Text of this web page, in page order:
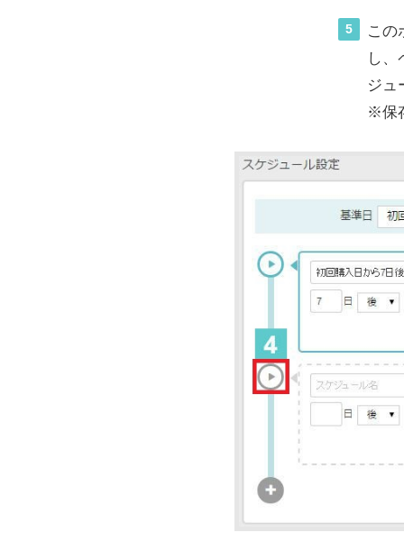
5
この
し、
ジュ
※保